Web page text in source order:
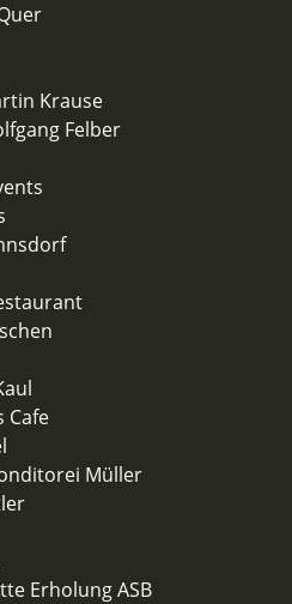
Krause
Felber
Cafe
Müller
Erholung ASB